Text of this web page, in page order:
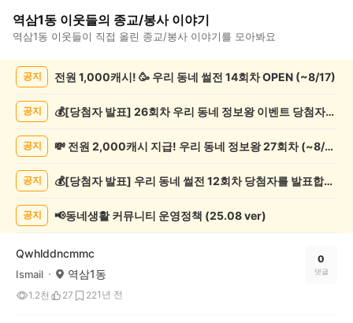
역삼1동 이웃들의 종교/봉사이야기
역삼1동 이웃들이 직접 올린 종교/봉사 이야기를 모아봐요
교/
목
공지 전원 1,000캐시! 🥳 우리 동네 썰전 14회차 OPEN (~8/17)
공지 💰[당첨자 발표] 26회차 우리 동네 정보왕 이벤트 당첨자를 발표합니다!
공지 💸 전원 2,000캐시 지급! 우리 동네 정보왕 27회차 (~8/10)
공지 💰[당첨자 발표] 우리 동네 썰전 12회차 당첨자를 발표합니다!
공지 📢동네생활 커뮤니티 운영정책 (25.08 ver)
Qwhlddncmmc
Ismail 역삼1동
1.2천 27 221년 전
0
댓글